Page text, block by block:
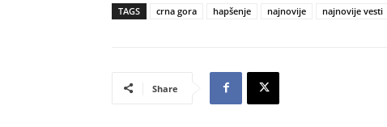
TAGS crna gora hapšenje najnovije najnovije vesti
Share